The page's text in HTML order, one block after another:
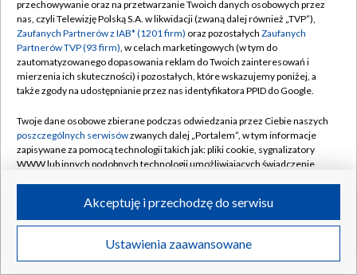
Abonament TVP
Emisja w TVP
Centrum informacji TVP
Naziemna Telewizja Cyfrowa
Rada Programowa
System NOS
Informacje o nadawcy
Program dla prasy
Ogłoszenie przetargowe
Regulamin TVP
Polityka prywatności
Moje zgody
Pomoc
Kontakt
Kanały
©2026 Telewizja Polska S.A. w likwidacji
przechowywanie oraz na przetwarzanie Twoich danych osobowych przez
nas, czyli Telewizję Polską S.A. w likwidacji (zwaną dalej również „TVP”),
Zaufanych Partnerów z IAB* (1201 firm) oraz pozostałych Zaufanych
Partnerów TVP (93 firm), w celach marketingowych (w tym do
zautomatyzowanego dopasowania reklam do Twoich zainteresowań i
mierzenia ich skuteczności) i pozostałych, które wskazujemy poniżej, a
także zgody na udostępnianie przez nas identyfikatora PPID do Google.
Twoje dane osobowe zbierane podczas odwiedzania przez Ciebie naszych
poszczególnych serwisówzwanych dalej „Portalem”, w tym informacje
zapisywane za pomocą technologii takich jak: pliki cookie, sygnalizatory
WWW lub innych podobnych technologii umożliwiających świadczenie
ruchu w Internecie.
Twoje dane osobowe zbierane podczas odwiedzania przez Ciebie
poszczególnych serwisówna Portalu, takie jak adresy IP, identyfikatory
Ustawienia zaawansowane
Akceptuję i przechodzę do serwisu